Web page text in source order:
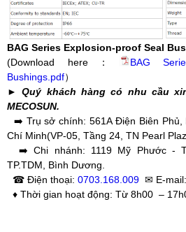
BAG Series Explosion-proof Seal
(Download here：
BAG
Bushings.pdf）
► Quý khách hàng có nhu cầu
MECOSUN.
➡️ Trụ sở chính: 561A Điện Biên Phủ,
Chí Minh(VP-05, Tầng 24, TN Pearl
➡️ Chi nhánh: 1119 Mỹ Phước -
TP.TDM, Bình Dương.
☎ Điện thoại: 0703.168.009 ✉ E-mail:
♦ Thời gian hoạt động: Từ 8h00 –